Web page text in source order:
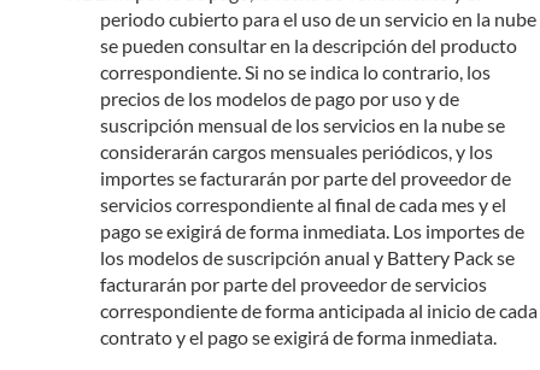
periodo cubierto para el uso de un servicio en la nube
se pueden consultar en la descripción del producto
correspondiente. Si no se indica lo contrario, los
precios de los modelos de pago por uso y de
suscripción mensual de los servicios en la nube se
considerarán cargos mensuales periódicos, y los
importes se facturarán por parte del proveedor de
servicios correspondiente al final de cada mes y el
pago se exigirá de forma inmediata. Los importes de
los modelos de suscripción anual y Battery Pack se
facturarán por parte del proveedor de servicios
correspondiente de forma anticipada al inicio de cada
contrato y el pago se exigirá de forma inmediata.